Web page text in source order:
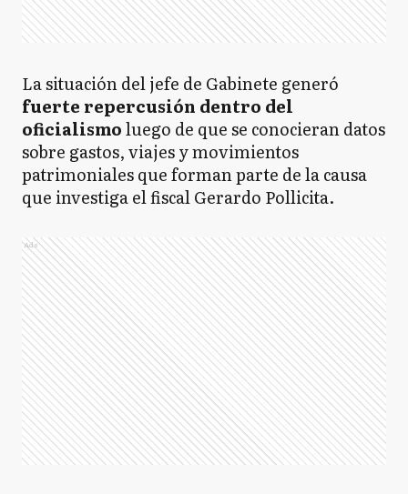
La situación del jefe de Gabinete generó
fuerte repercusión dentro del
oficialismoluego de que se conocieran datos
sobre gastos, viajes y movimientos
patrimoniales que forman parte de la causa
que investiga el fiscal Gerardo Pollicita.
Ads